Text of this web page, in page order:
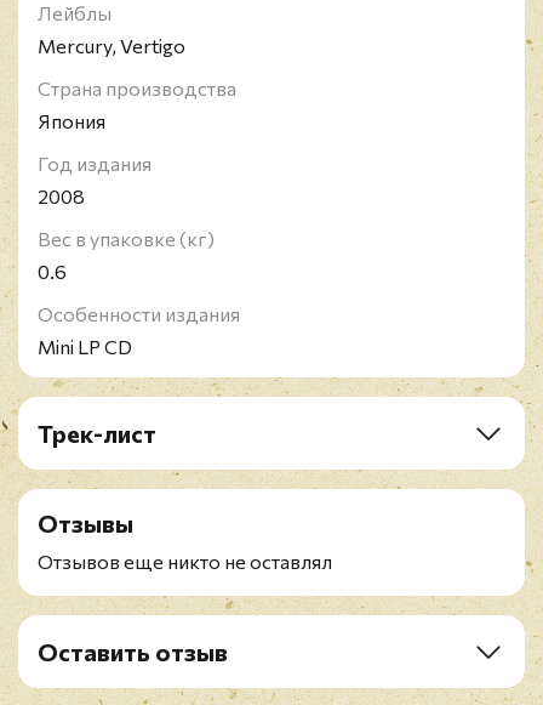
Лейблы
Mercury, Vertigo
Страна производства
Япония
Год издания
2008
Вес в упаковке (кг)
0.6
Особенности издания
Mini LP CD
Трек-лист
CD1: The Rod Stewart Album
CD2: Gasoline Alley
CD3: Every Picture Tells A Story
CD4: Never A Dull Moment
CD6: Smiler
Отзывы
Отзывов еще никто не оставлял
Оставить отзыв